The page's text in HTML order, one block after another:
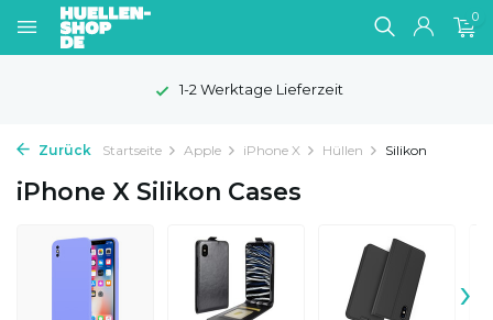
0
1-2 Werktage Lieferzeit
Zurück Startseite Apple iPhone X Hüllen Silikon
iPhone X Silikon Cases
›